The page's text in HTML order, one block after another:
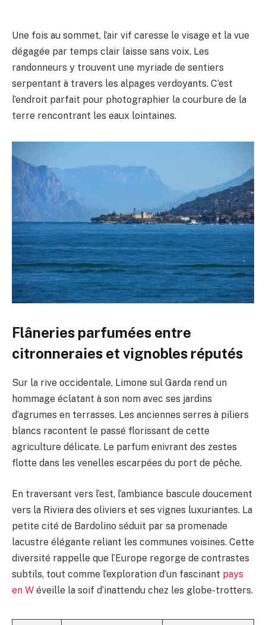
Une fois au sommet, l’air vif caresse le visage et la vue
dégagée par temps clair laisse sans voix. Les
randonneurs y trouvent une myriade de sentiers
serpentant à travers les alpages verdoyants. C’est
l’endroit parfait pour photographier la courbure de la
terre rencontrant les eaux lointaines.
Flâneries parfumées entre
citronneraies et vignobles réputés
Sur la rive occidentale, Limone sul Garda rend un
hommage éclatant à son nom avec ses jardins
d’agrumes en terrasses. Les anciennes serres à piliers
blancs racontent le passé florissant de cette
agriculture délicate. Le parfum enivrant des zestes
flotte dans les venelles escarpées du port de pêche.
En traversant vers l’est, l’ambiance bascule doucement
vers la Riviera des oliviers et ses vignes luxuriantes. La
petite cité de Bardolino séduit par sa promenade
lacustre élégante reliant les communes voisines. Cette
diversité rappelle que l’Europe regorge de contrastes
subtils, tout comme l’exploration d’un fascinant pays
en W éveille la soif d’inattendu chez les globe-trotters.